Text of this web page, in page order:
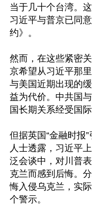
当于几十个台湾。
习近平与普京已同
约》。
然而，在这些紧密
京希望从习近平那
与美国近期出现的
益为代价。中共国
国长期关系经受国
但据英国“金融时报
人士透露，习近平
泛会谈中，对川普
克兰而感到后悔。
悔入侵乌克兰，实
个警示。